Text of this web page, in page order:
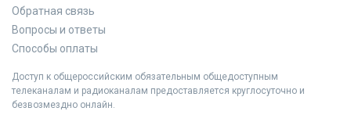
Обратная связь
Вопросы и ответы
Способы оплаты
Доступ к общероссийским обязательным общедоступным
телеканалам и радиоканалам предоставляется круглосуточно и
безвозмездно онлайн.